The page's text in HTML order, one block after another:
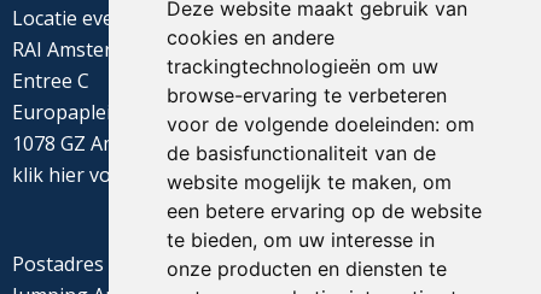
Deze website maakt gebruik van
cookies en andere
trackingtechnologieën om uw
browse-ervaring te verbeteren
voor de volgende doeleinden: om
de basisfunctionaliteit van de
website mogelijk te maken, om
een betere ervaring op de website
te bieden, om uw interesse in
onze producten en diensten te
Locatie evenement
RAI Amsterdam
Entree C
Europaplein 22
1078 GZ Amsterdam
klik hiervoor de routebeschrijving
Postadres